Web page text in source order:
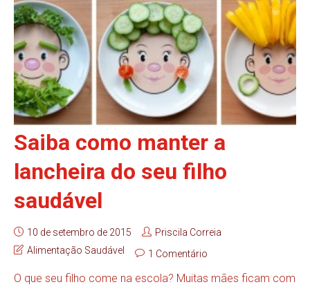
Saiba como manter a
lancheira do seu filho
saudável
10 de setembro de 2015
Priscila Correia
Alimentação Saudável
1 Comentário
O que seu filho come na escola? Muitas mães ficam com